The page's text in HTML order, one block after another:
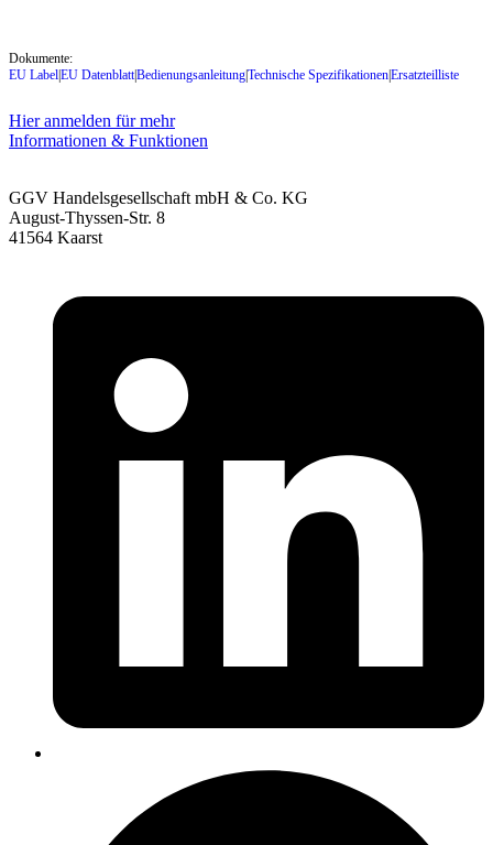
Dokumente:
EU Label|EU Datenblatt|Bedienungsanleitung|Technische Spezifikationen|Ersatzteilliste
Hier anmelden für mehr
Informationen & Funktionen
GGV Handelsgesellschaft mbH & Co. KG
August-Thyssen-Str. 8
41564 Kaarst